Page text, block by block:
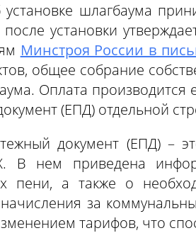
шлагбаума
установки
Минстроя России в
общее собрание
Оплата
(ЕПД) отдельной
документ (ЕПД) –
В нем приведена
пени, а также о
за
тарифов, что